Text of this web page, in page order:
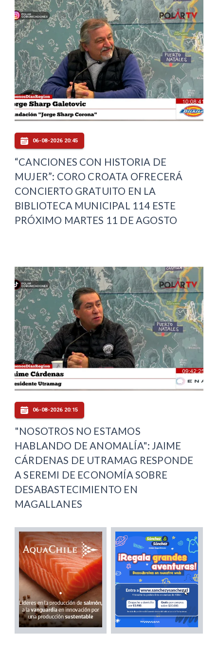
06-08-2026 20:45
“CANCIONES CON HISTORIA DE
MUJER”: CORO CROATA OFRECERÁ
CONCIERTO GRATUITO EN LA
BIBLIOTECA MUNICIPAL 114 ESTE
PRÓXIMO MARTES 11 DE AGOSTO
06-08-2026 20:15
"NOSOTROS NO ESTAMOS
HABLANDO DE ANOMALÍA": JAIME
CÁRDENAS DE UTRAMAG RESPONDE
A SEREMI DE ECONOMÍA SOBRE
DESABASTECIMIENTO EN
MAGALLANES